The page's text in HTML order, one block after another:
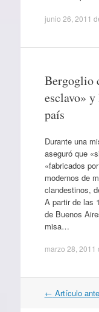
junio 26, 2011
Bergoglio
esclavo»
país
Durante una
aseguró que
«fabricados
modernos de
clandestinos,
A partir de las
de Buenos
misa…
marzo 28, 2011
Navegación
← Artículo